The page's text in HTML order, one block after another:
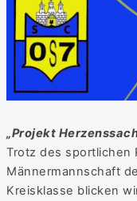
„Projekt
Trotz des sportlichen
Männermannschaft
Kreisklasse blicken